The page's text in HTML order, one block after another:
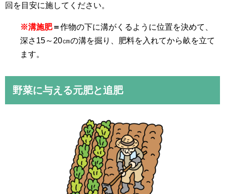
回を目安に施してください。
※溝施肥＝作物の下に溝がくるように位置を決めて、
深さ15～20㎝の溝を掘り、肥料を入れてから畝を立て
ます。
野菜に与える元肥と追肥